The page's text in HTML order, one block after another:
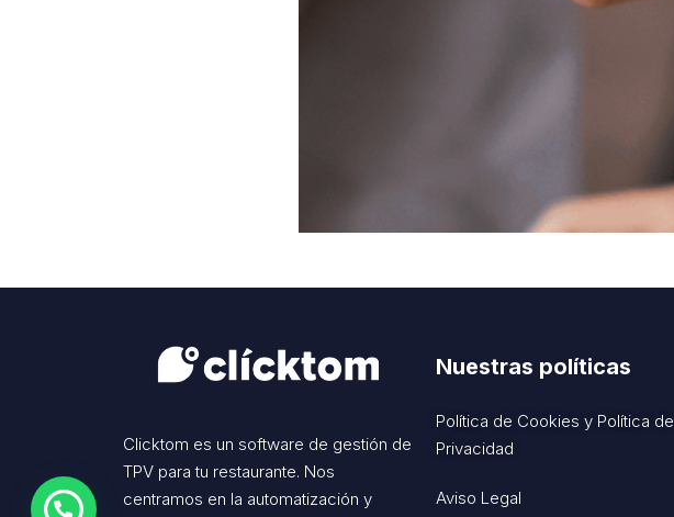
Clicktom es un software de gestión de
TPV para tu restaurante. Nos
centramos en la automatización y
Nuestras políticas
Política de Cookies y Política de
Privacidad
Aviso Legal